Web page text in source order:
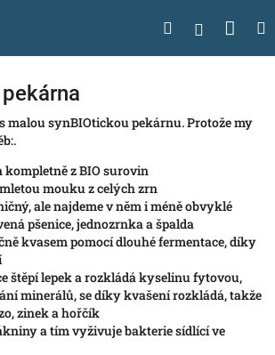
Hledat
malou synBIOtickou pekárnu. Protože my
z BIO surovin
mouku z celých zrn
ale najdeme v něm i méně obvyklé
pšenice, jednozrnka a špalda
kvasem pomocí dlouhé fermentace, díky
štěpí lepek a rozkládákyselinu fytovou,
minerálů, se díky kvašení rozkládá, takže
zinek a hořčík
a tím vyživuje bakterie sídlící ve